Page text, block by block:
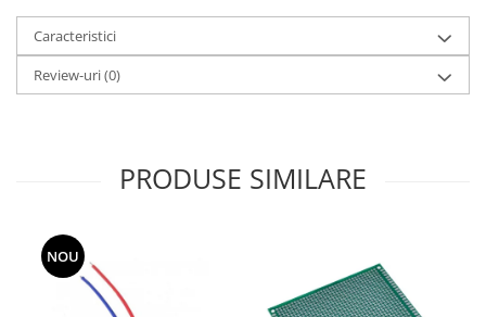
Caracteristici
Review-uri(0)
PRODUSE SIMILARE
NOU